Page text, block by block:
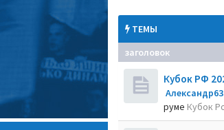
ТЕМЫ
заголовок
Кубок РФ
Александр63
руме Кубок